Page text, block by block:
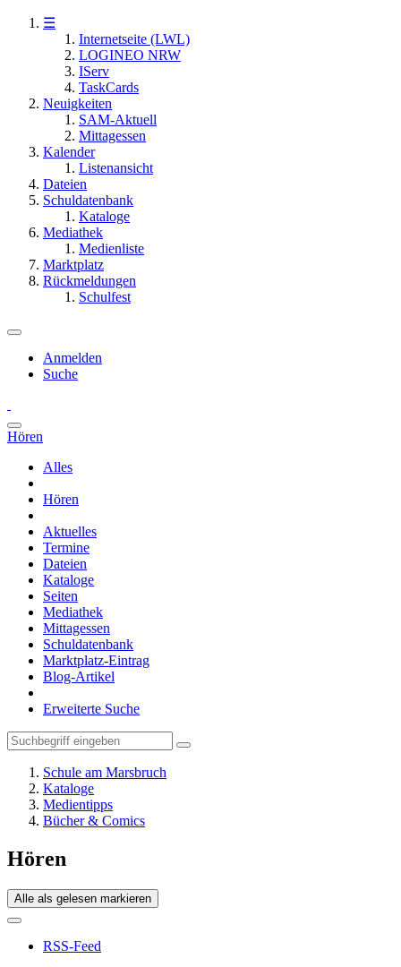
☰
Internetseite (LWL)
LOGINEO NRW
IServ
TaskCards
Neuigkeiten
SAM-Aktuell
Mittagessen
Kalender
Listenansicht
Dateien
Schuldatenbank
Kataloge
Mediathek
Medienliste
Marktplatz
Rückmeldungen
Schulfest
Anmelden
Suche
Hören
Alles
Hören
Aktuelles
Termine
Dateien
Kataloge
Seiten
Mediathek
Mittagessen
Schuldatenbank
Marktplatz-Eintrag
Blog-Artikel
Erweiterte Suche
Schule am Marsbruch
Kataloge
Medientipps
Bücher & Comics
Hören
Alle als gelesen markieren
RSS-Feed